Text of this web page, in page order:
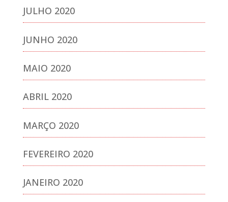
JULHO 2020
JUNHO 2020
MAIO 2020
ABRIL 2020
MARÇO 2020
FEVEREIRO 2020
JANEIRO 2020